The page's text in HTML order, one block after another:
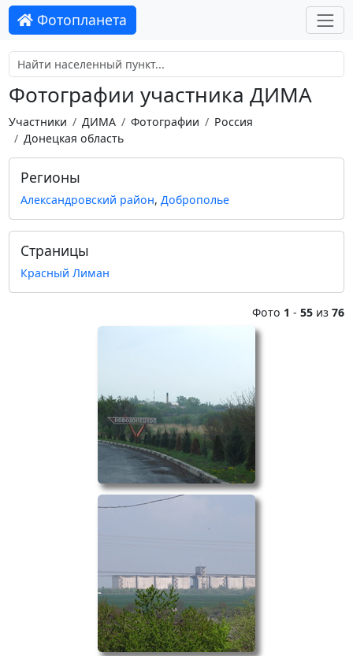
Фотопланета
Фотографии участника ДИМА
Участники ДИМА Фотографии
Россия
Донецкая область
Регионы
Александровский район, Доброполье
Страницы
Красный Лиман
Фото 1 -55 из76